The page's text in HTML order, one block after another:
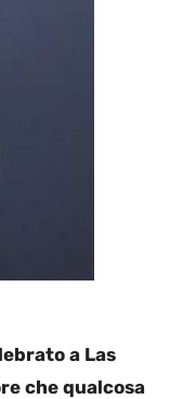
a Las
che qualcosa